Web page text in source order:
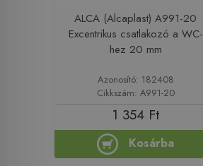
ALCA (Alcaplast) A991-20
Excentrikus csatlakozó a WC-
hez 20 mm
Azonosító: 182408
Cikkszám: A991-20
1 354 Ft
Kosárba